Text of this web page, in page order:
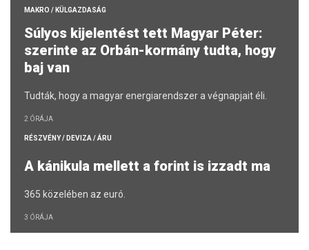
MAKRO / KÜLGAZDASÁG
Súlyos kijelentést tett Magyar Péter:
szerinte az Orbán-kormány tudta, hogy
baj van
Tudták, hogy a magyar energiarendszer a végnapjait éli.
2 ÓRÁJA
RÉSZVÉNY / DEVIZA / ÁRU
A kánikula mellett a forint is izzadt ma
365 közelében az euró.
3 ÓRÁJA